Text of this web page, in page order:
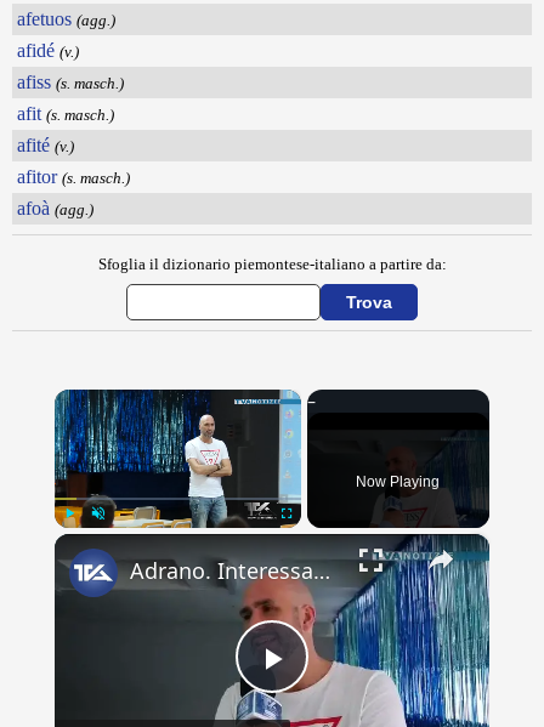
afetuos (agg.)
afidé (v.)
afiss (s. masch.)
afit (s. masch.)
afité (v.)
afitor (s. masch.)
afoà (agg.)
Sfoglia il dizionario piemontese-italiano a partire da:
×
Now Playing
×
Play
Adrano. Interessante incontro al liceo “Verga” con il prof. Fabio Gamberini. Studenti del Linguistic